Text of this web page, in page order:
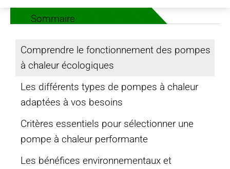
Sommaire
Comprendre le fonctionnement des pompes
à chaleur écologiques
Les différents types de pompes à chaleur
adaptées à vos besoins
Critères essentiels pour sélectionner une
pompe à chaleur performante
Les bénéfices environnementaux et